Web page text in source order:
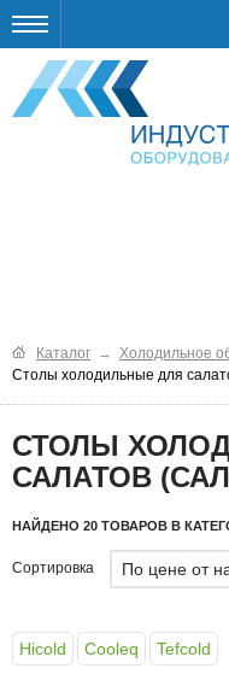
Каталог → Холодильное
Столы холодильные для
СТОЛЫ
САЛАТОВ
НАЙДЕНО 20 ТОВАРОВ В
Сортировка
Hicold Cooleq Tefcold